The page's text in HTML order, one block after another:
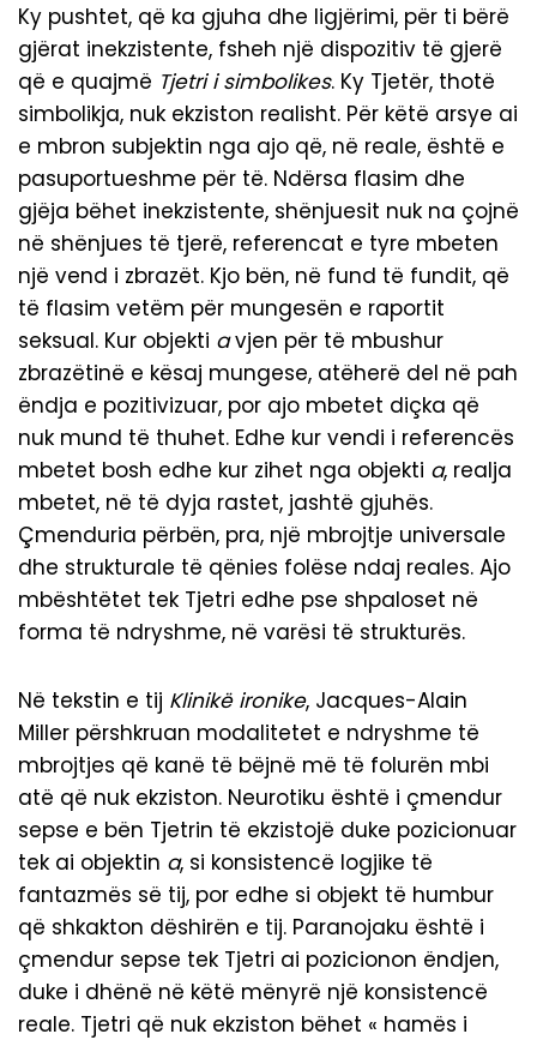
Ky pushtet, që ka gjuha dhe ligjërimi, për ti bërë
gjërat inekzistente, fsheh një dispozitiv të gjerë
që e quajmë Tjetri i simbolikes. Ky Tjetër, thotë
simbolikja, nuk ekziston realisht. Për këtë arsye ai
e mbron subjektin nga ajo që, në reale, është e
pasuportueshme për të. Ndërsa flasim dhe
gjëja bëhet inekzistente, shënjuesit nuk na çojnë
në shënjues të tjerë, referencat e tyre mbeten
një vend i zbrazët. Kjo bën, në fund të fundit, që
të flasim vetëm për mungesën e raportit
seksual. Kur objekti avjen për të mbushur
zbrazëtinë e kësaj mungese, atëherë del në pah
ëndja e pozitivizuar, por ajo mbetet diçka që
nuk mund të thuhet. Edhe kur vendi i referencës
mbetet bosh edhe kur zihet nga objekti a, realja
mbetet, në të dyja rastet, jashtë gjuhës.
Çmenduria përbën, pra, një mbrojtje universale
dhe strukturale të qënies folëse ndaj reales. Ajo
mbështëtet tek Tjetri edhe pse shpaloset në
forma të ndryshme, në varësi të strukturës.
Në tekstin e tij Klinikë ironike, Jacques-Alain
Miller përshkruan modalitetet e ndryshme të
mbrojtjes që kanë të bëjnë më të folurën mbi
atë që nuk ekziston. Neurotiku është i çmendur
sepse e bën Tjetrin të ekzistojë duke pozicionuar
tek ai objektin a, si konsistencë logjike të
fantazmës së tij, por edhe si objekt të humbur
që shkakton dëshirën e tij. Paranojaku është i
çmendur sepse tek Tjetri ai pozicionon ëndjen,
duke i dhënë në këtë mënyrë një konsistencë
reale. Tjetri që nuk ekziston bëhet « hamës i